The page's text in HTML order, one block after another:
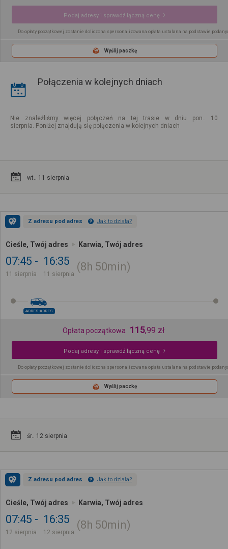
Podaj adresy i sprawdź łączną cenę
Do opłaty początkowej zostanie doliczona spersonalizowana opłata ustalana na podstawie
Wyślij paczkę
Połączenia w kolejnych dniach
Nie znaleźliśmy więcej połączeń na tej trasie w dniu pon.. 10
sierpnia. Poniżej znajdują się połączenia w kolejnych dniach
wt.. 11 sierpnia
Z adresu pod adres Jak to działa?
Cieśle, Twój adres Karwia, Twój adres
07:45
11 sierpnia
16:35
11 sierpnia
8h 50min
ADRES-ADRES
Opłata początkowa 115,99 zł
Podaj adresy i sprawdź łączną cenę
Do opłaty początkowej zostanie doliczona spersonalizowana opłata ustalana na podstawie
Wyślij paczkę
śr.. 12 sierpnia
Z adresu pod adres Jak to działa?
Cieśle, Twój adres Karwia, Twój adres
07:45
12 sierpnia
16:35
12 sierpnia
8h 50min